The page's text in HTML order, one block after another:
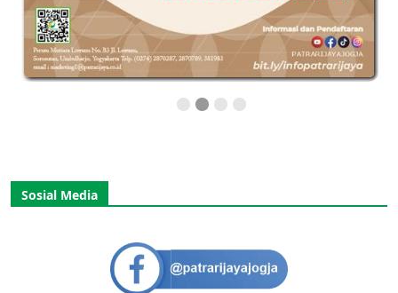
Sosial Media